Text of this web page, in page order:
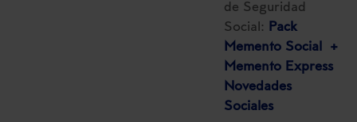
de Seguridad
Social: Pack
Memento Social +
Memento Express
Novedades
Sociales